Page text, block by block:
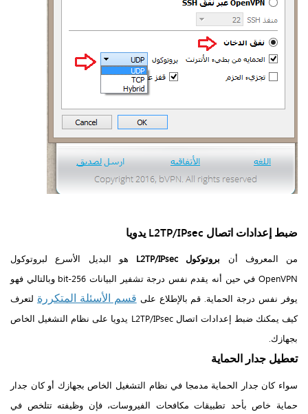
ضبط إعدادات اتصال L2TP/IPsec يدويا
من المعروف أن بروتوكول L2TP/IPsec
هو البديل الأسرع لبروتوكول
OpenVPN في حين أنه يقدم نفس درجة تشفير البيانات 256-bit وبالتالي فهو
يوفر نفس درجة الحماية. قم بالإطلاع على قسم الأسئلة المتكررة لتعرف
كيف يمكنك ضبط إعدادات اتصال L2TP/IPsec يدويا على نظام التشغيل الخاص
بجهازك.
تعطيل جدار الحماية
سواء كان جدار الحماية مدمجا في نظام التشغيل الخاص بجهازك أو كان جدار
حماية خاص بأحد تطبيقات مكافحات الفيروسات، فإن وظيفته تتلخص في